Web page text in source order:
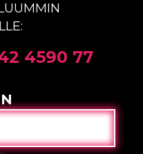
4590 77